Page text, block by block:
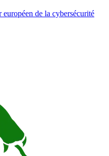
de la cybersécurité